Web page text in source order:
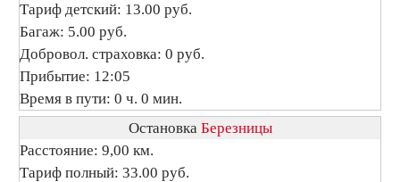
Тариф детский: 13.00 руб.
Багаж: 5.00 руб.
Добровол. страховка: 0 руб.
Прибытие: 12:05
Время в пути: 0 ч. 0 мин.
Остановка Березницы
Расстояние: 9,00 км.
Тариф полный: 33.00 руб.